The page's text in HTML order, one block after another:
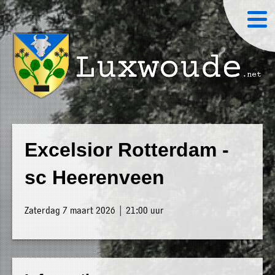
Excelsior Rotterdam -
sc Heerenveen
Zaterdag 7 maart 2026 | 21:00 uur
»
Home
»
Welkom
»
Nieuws
»
Agenda
»
Luxwoude.net
website@luxwoude.net
Plaatselijk
belang
Op
dit
moment
bestaat
het
bestuur